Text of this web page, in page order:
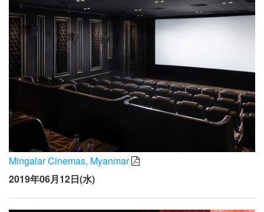
Mingalar Cinemas, Myanmar
2019年06月12日(水)